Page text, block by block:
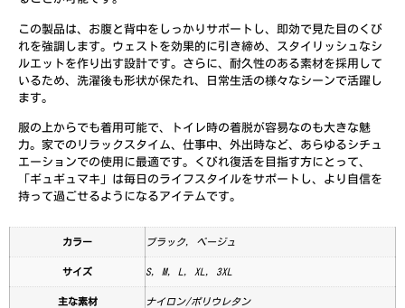
この製品は、お腹と背中をしっかりサポートし、即効で見た目のくび
れを強調します。ウェストを効果的に引き締め、スタイリッシュなシ
ルエットを作り出す設計です。さらに、耐久性のある素材を採用して
いるため、洗濯後も形状が保たれ、日常生活の様々なシーンで活躍し
ます。
服の上からでも着用可能で、トイレ時の着脱が容易なのも大きな魅
力。家でのリラックスタイム、仕事中、外出時など、あらゆるシチュ
エーションでの使用に最適です。くびれ復活を目指す方にとって、
「ギュギュマキ」は毎日のライフスタイルをサポートし、より自信を
持って過ごせるようになるアイテムです。
カラー ブラック, ベージュ
サイズ S, M, L, XL, 3XL
主な素材 ナイロン/ポリウレタン